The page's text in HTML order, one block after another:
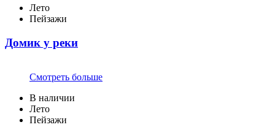
Лето
Пейзажи
Домик у реки
Смотреть больше
В наличии
Лето
Пейзажи